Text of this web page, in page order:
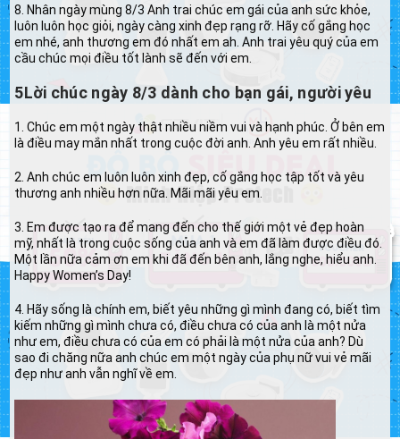
8. Nhân ngày mùng 8/3 Anh trai chúc em gái của anh sức khỏe,
luôn luôn học giỏi, ngày càng xinh đẹp rạng rỡ. Hãy cố gắng học
em nhé, anh thương em đó nhất em ah. Anh trai yêu quý của em
cầu chúc mọi điều tốt lành sẽ đến với em.
5Lời chúc ngày 8/3 dành cho bạn gái, người yêu
1. Chúc em một ngày thật nhiều niềm vui và hạnh phúc. Ở bên em
là điều may mắn nhất trong cuộc đời anh. Anh yêu em rất nhiều.
2. Anh chúc em luôn luôn xinh đẹp, cố gắng học tập tốt và yêu
thương anh nhiều hơn nữa. Mãi mãi yêu em.
3. Em được tạo ra để mang đến cho thế giới một vẻ đẹp hoàn
mỹ, nhất là trong cuộc sống của anh và em đã làm được điều đó.
Một lần nữa cảm ơn em khi đã đến bên anh, lắng nghe, hiểu anh.
Happy Women’s Day!
4. Hãy sống là chính em, biết yêu những gì mình đang có, biết tìm
kiếm những gì mình chưa có, điều chưa có của anh là một nửa
như em, điều chưa có của em có phải là một nửa của anh? Dù
sao đi chăng nữa anh chúc em một ngày của phụ nữ vui vẻ mãi
đẹp như anh vẫn nghĩ về em.